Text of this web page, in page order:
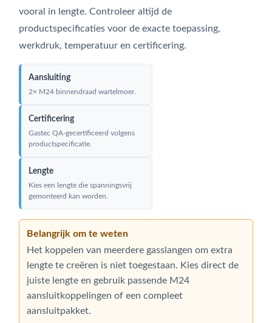
vooral in lengte. Controleer altijd de
productspecificaties voor de exacte toepassing,
werkdruk, temperatuur en certificering.
Aansluiting
2× M24 binnendraad wartelmoer.
Certificering
Gastec QA-gecertificeerd volgens
productspecificatie.
Lengte
Kies een lengte die spanningsvrij
gemonteerd kan worden.
Belangrijk om te weten
Het koppelen van meerdere gasslangen om extra
lengte te creëren is niet toegestaan. Kies direct de
juiste lengte en gebruik passende M24
aansluitkoppelingen of een compleet
aansluitpakket.